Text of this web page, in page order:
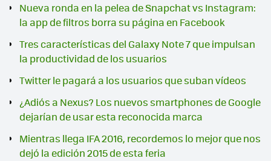
Nueva ronda en la pelea de Snapchat vs Instagram:
la app de filtros borra su página en Facebook
Tres características del Galaxy Note 7 que impulsan
la productividad de los usuarios
Twitter le pagará a los usuarios que suban vídeos
¿Adiós a Nexus? Los nuevos smartphones de Google
dejarían de usar esta reconocida marca
Mientras llega IFA 2016, recordemos lo mejor que nos
dejó la edición 2015 de esta feria